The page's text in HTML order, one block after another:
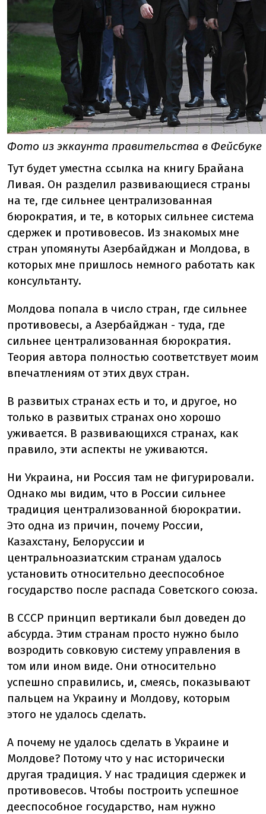
Фото из эккаунта правительства в Фейсбуке
Тут будет уместна ссылка на книгу Брайана
Ливая. Он разделил развивающиеся страны
на те, где сильнее централизованная
бюрократия, и те, в которых сильнее система
сдержек и противовесов. Из знакомых мне
стран упомянуты Азербайджан и Молдова, в
которых мне пришлось немного работать как
консультанту.
Молдова попала в число стран, где сильнее
противовесы, а Азербайджан - туда, где
сильнее централизованная бюрократия.
Теория автора полностью соответствует моим
впечатлениям от этих двух стран.
В развитых странах есть и то, и другое, но
только в развитых странах оно хорошо
уживается. В развивающихся странах, как
правило, эти аспекты не уживаются.
Ни Украина, ни Россия там не фигурировали.
Однако мы видим, что в России сильнее
традиция централизованной бюрократии.
Это одна из причин, почему России,
Казахстану, Белоруссии и
центральноазиатским странам удалось
установить относительно дееспособное
государство после распада Советского союза.
В СССР принцип вертикали был доведен до
абсурда. Этим странам просто нужно было
возродить совковую систему управления в
том или ином виде. Они относительно
успешно справились, и, смеясь, показывают
пальцем на Украину и Молдову, которым
этого не удалось сделать.
А почему не удалось сделать в Украине и
Молдове? Потому что у нас исторически
другая традиция. У нас традиция сдержек и
противовесов. Чтобы построить успешное
дееспособное государство, нам нужно